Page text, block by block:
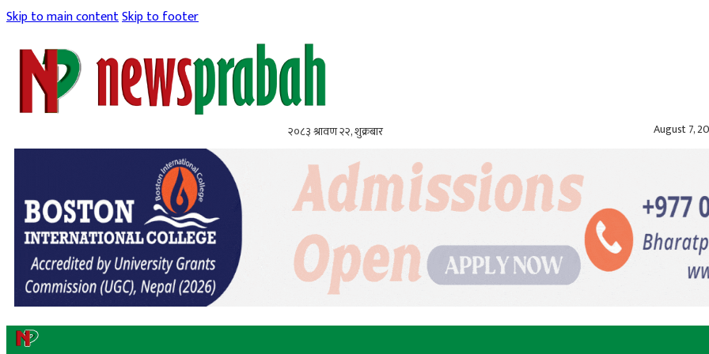
Skip to main contentSkip to footer
२०८३ श्रावण २२, शुक्रबार August 7,